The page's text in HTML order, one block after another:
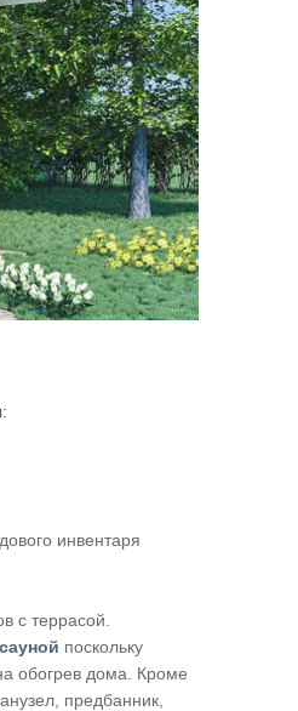
инвентаря
с террасой.
поскольку
обогрев дома. Кроме
предбанник,